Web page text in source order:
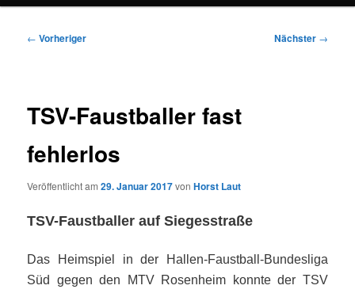
Beitragsnavigation
← Vorheriger Nächster →
TSV-Faustballer fast
fehlerlos
Veröffentlicht am29. Januar 2017vonHorst Laut
TSV-Faustballer auf Siegesstraße
Das Heimspiel in der Hallen-Faustball-Bundesliga
Süd gegen den MTV Rosenheim konnte der TSV